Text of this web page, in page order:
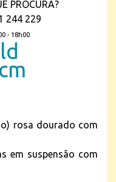
PROCURA?
244 229
- 18h00
rosa dourado com
em suspensão com